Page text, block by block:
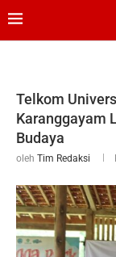
Telkom
Karanggayam
Budaya
oleh Tim Redaksi